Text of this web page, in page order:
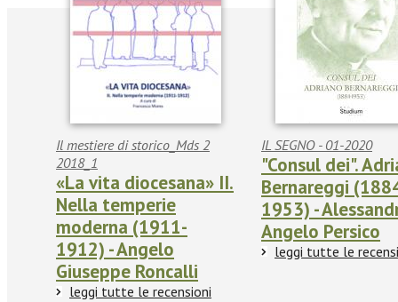
Il mestiere di storico_Mds 2
2018_1
«La vita diocesana» II.
Nella temperie
moderna (1911-
1912) - Angelo
Giuseppe Roncalli
leggi tutte le recensioni
IL SEGNO - 01-2020
"Consul dei".
Bernareggi
1953) -
Angelo Persico
leggi tutte le